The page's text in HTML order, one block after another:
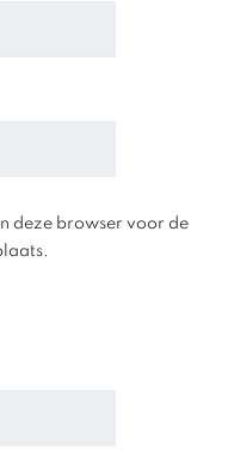
deze browser voor de